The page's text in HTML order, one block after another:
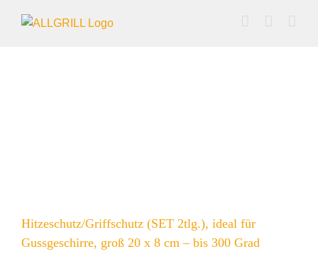
Inhalt
Hitzeschutz/Griffschutz (SET 2tlg.), ideal für
Gussgeschirre, groß 20 x 8 cm – bis 300 Grad